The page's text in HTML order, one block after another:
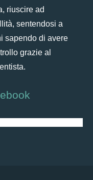
riuscire ad
sentendosi a
sapendo di avere
grazie al